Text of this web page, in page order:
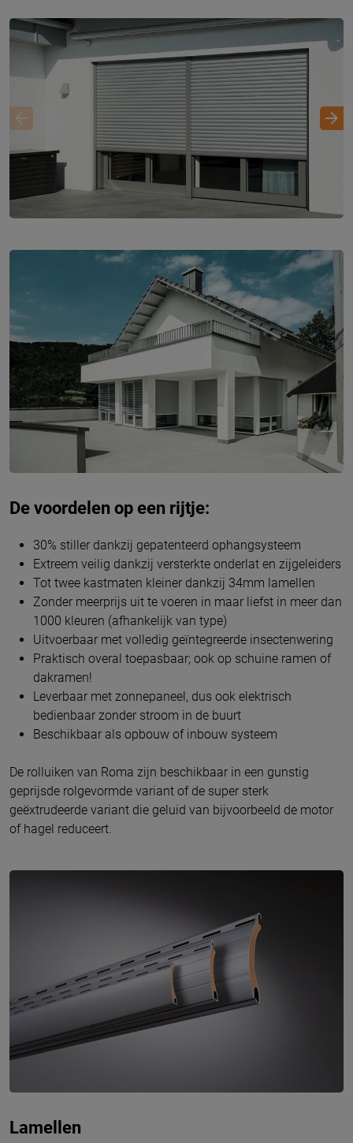
De voordelen op een rijtje:
30% stiller dankzij gepatenteerd ophangsysteem
Extreem veilig dankzij versterkte onderlat en zijgeleiders
Tot twee kastmaten kleiner dankzij 34mm lamellen
Zonder meerprijs uit te voeren in maar liefst in meer dan
1000 kleuren (afhankelijk van type)
Uitvoerbaar met volledig geïntegreerde insectenwering
Praktisch overal toepasbaar; ook op schuine ramen of
dakramen!
Leverbaar met zonnepaneel, dus ook elektrisch
bedienbaar zonder stroom in de buurt
Beschikbaar als opbouw of inbouw systeem
De rolluiken van Roma zijn beschikbaar in een gunstig
geprijsde rolgevormde variant of de super sterk
geëxtrudeerde variant die geluid van bijvoorbeeld de motor
of hagel reduceert.
Lamellen